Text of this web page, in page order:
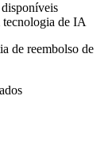
tecnologia de IA
de reembolso de